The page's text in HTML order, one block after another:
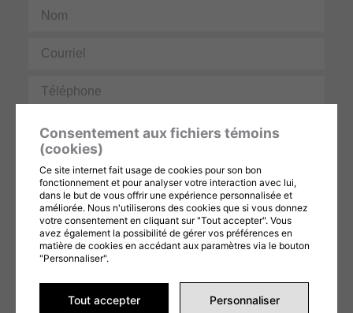
Nom
Courriel
Téléphone
Ce formulaire est protégé par reCAPTCHA et les Politiques de confidentialité
Conditions d'utilisationde Google s'appliquent. En remplissant ce formulaire,
vous consentez à partager vos informations conformément à nos
ENVOYER LA DEMANDE
Consentement aux fichiers témoins
(cookies)
Ce site internet fait usage de cookies pour son bon
fonctionnement et pour analyser votre interaction avec lui,
dans le but de vous offrir une expérience personnalisée et
améliorée. Nous n'utiliserons des cookies que si vous donnez
votre consentement en cliquant sur "Tout accepter". Vous
avez également la possibilité de gérer vos préférences en
matière de cookies en accédant aux paramètres via le bouton
"Personnaliser".
Tout accepter Personnaliser